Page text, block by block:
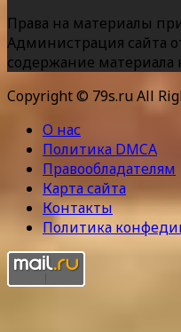
Права на материалы
Администрация сайта
содержание материала
Copyright © 79s.ru All
О нас
Политика DMCA
Правообладателям
Карта сайта
Контакты
Политика